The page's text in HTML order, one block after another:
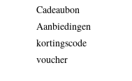
Cadeaubon
Aanbiedingen
kortingscode
voucher